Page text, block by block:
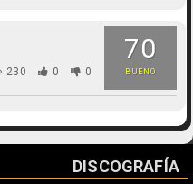
70
BUENO
230 0 0
DISCOGRAFÍA